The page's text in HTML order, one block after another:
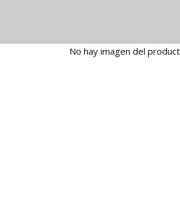
No hay imagen del